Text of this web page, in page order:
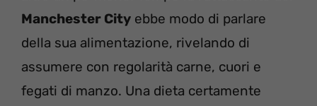
Manchester City ebbe modo di parlare
della sua alimentazione, rivelando di
assumere con regolarità carne, cuori e
fegati di manzo. Una dieta certamente